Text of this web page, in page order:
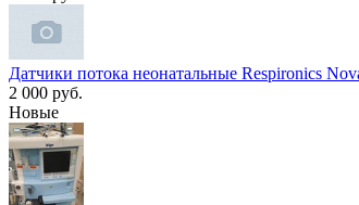
Датчики потока неонатальные Respironics
2 000 руб.
Новые